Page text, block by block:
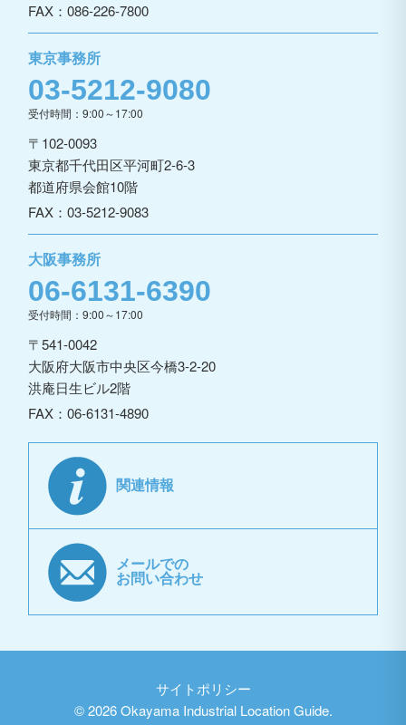
FAX：086-226-7800
東京事務所
03-5212-9080
受付時間：9:00～17:00
〒102-0093
東京都千代田区平河町2-6-3
都道府県会館10階
FAX：03-5212-9083
大阪事務所
06-6131-6390
受付時間：9:00～17:00
〒541-0042
大阪府大阪市中央区今橋3-2-20
洪庵日生ビル2階
FAX：06-6131-4890
関連情報
メールでの
お問い合わせ
サイトポリシー
©2026 Okayama Industrial Location Guide.